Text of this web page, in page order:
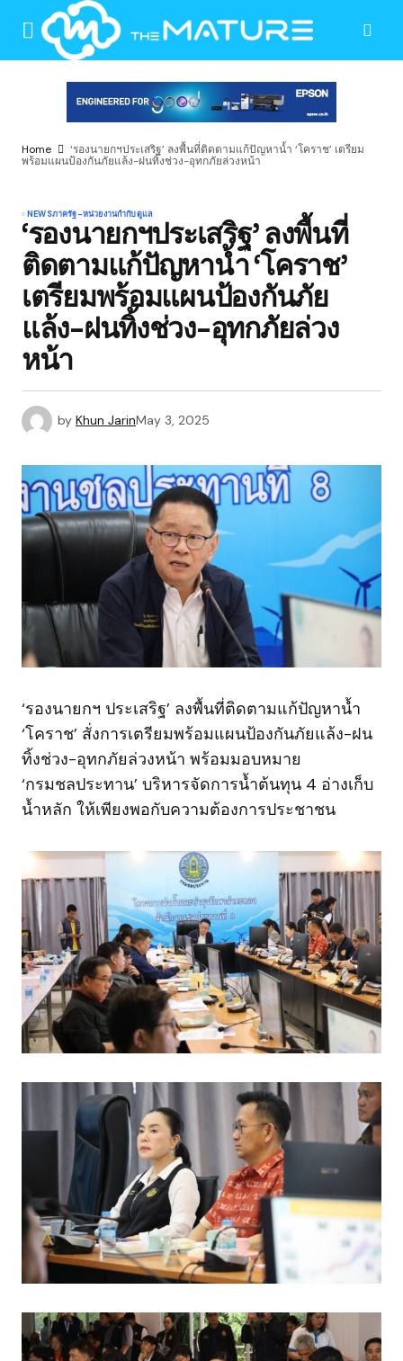
Home
‘รองนายกฯประเสริฐ’ ลงพื้นที่ติดตามแก้ปัญหาน้ำ ‘โคราช’ เตรียม
พร้อมแผนป้องกันภัยแล้ง-ฝนทิ้งช่วง-อุทกภัยล่วงหน้า
NEWSภาครัฐ-หน่วยงานกำกับดูแล
‘รองนายกฯประเสริฐ’ ลงพื้นที่
ติดตามแก้ปัญหาน้ำ ‘โคราช’
เตรียมพร้อมแผนป้องกันภัย
แล้ง-ฝนทิ้งช่วง-อุทกภัยล่วง
หน้า
by Khun JarinMay 3, 2025
‘รองนายกฯ ประเสริฐ’ ลงพื้นที่ติดตามแก้ปัญหาน้ำ
‘โคราช’ สั่งการเตรียมพร้อมแผนป้องกันภัยแล้ง-ฝน
ทิ้งช่วง-อุทกภัยล่วงหน้า พร้อมมอบหมาย
‘กรมชลประทาน’ บริหารจัดการน้ำต้นทุน 4 อ่างเก็บ
น้ำหลัก ให้เพียงพอกับความต้องการประชาชน